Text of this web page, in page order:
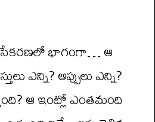
సేకరణలో భాగంగా… ఆ
ఎన్ని? అప్పులు ఎన్ని?
ఆ ఇంట్లో ఎంతమంది